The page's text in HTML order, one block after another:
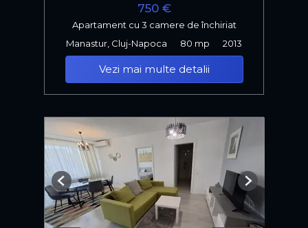
750 €
Apartament cu 3 camere de închiriat
Manastur, Cluj-Napoca
80 mp 2013
Vezi mai multe detalii
Previous Next